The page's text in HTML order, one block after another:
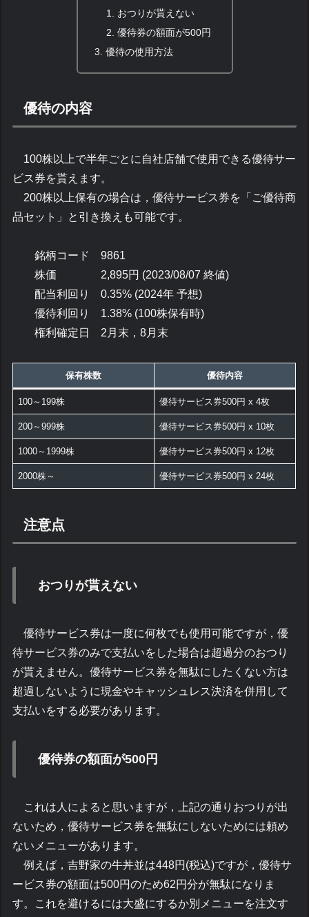
おつりが貰えない
優待券の額面が500円
優待の使用方法
優待の内容
100株以上で半年ごとに自社店舗で使用できる優待サー
ビス券を貰えます。
200株以上保有の場合は，優待サービス券を「ご優待商
品セット」と引き換えも可能です。
銘柄コード 9861
株価 2,895円 (2023/08/07 終値)
配当利回り 0.35% (2024年 予想)
優待利回り 1.38% (100株保有時)
権利確定日 2月末，8月末
保有株数 優待内容
100～199株 優待サービス券500円 x 4枚
200～999株 優待サービス券500円 x 10枚
1000～1999株 優待サービス券500円 x 12枚
2000株～ 優待サービス券500円 x 24枚
注意点
おつりが貰えない
優待サービス券は一度に何枚でも使用可能ですが，優
待サービス券のみで支払いをした場合は超過分のおつり
が貰えません。優待サービス券を無駄にしたくない方は
超過しないように現金やキャッシュレス決済を併用して
支払いをする必要があります。
優待券の額面が500円
これは人によると思いますが，上記の通りおつりが出
ないため，優待サービス券を無駄にしないためには頼め
ないメニューがあります。
例えば，吉野家の牛丼並は448円(税込)ですが，優待サ
ービス券の額面は500円のため62円分が無駄になりま
す。これを避けるには大盛にするか別メニューを注文す